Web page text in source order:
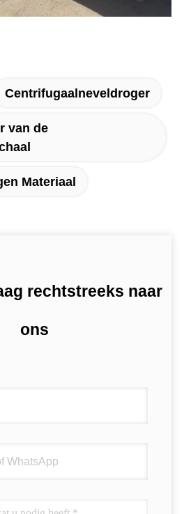
Centrifugaalneveldroger
van de
Materiaal
rechtstreeks naar
ons